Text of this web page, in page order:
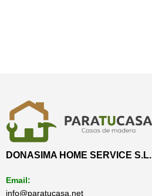
DONASIMA HOME SERVICE S.L.
Email:
info@paratucasa.net